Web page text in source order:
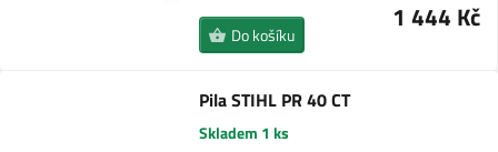
1 444 Kč
Do košíku
Pila STIHL PR 40 CT
Skladem 1 ks